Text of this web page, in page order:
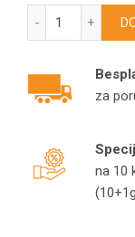
Četka za
za
na 10